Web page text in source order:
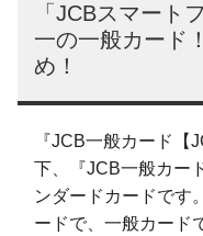
「JCBスマート
一の一般カード
め！
『JCB一般カード【
下、『JCB一般カー
ンダードカードです
ードで、一般カード